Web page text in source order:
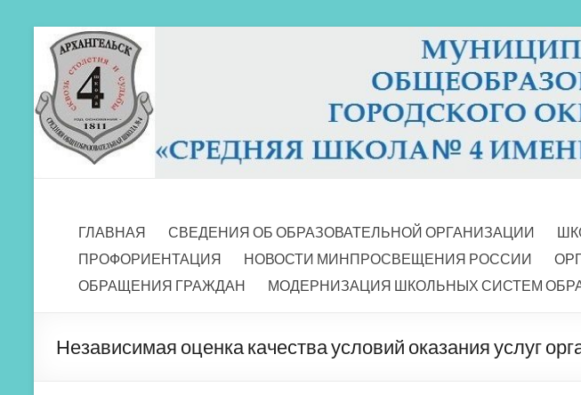
Перейти
содержимому
МБОУ СШ 4
ГЛАВНАЯ
СВЕДЕНИЯ ОБ ОБРАЗОВАТЕЛЬНОЙ ОРГАНИЗАЦИИ
ПРОФОРИЕНТАЦИЯ
НОВОСТИ МИНПРОСВЕЩЕНИЯ РОССИИ
ОБРАЩЕНИЯ ГРАЖДАН
МОДЕРНИЗАЦИЯ ШКОЛЬНЫХ СИСТЕМ
Независимая оценка качества условий оказания услуг